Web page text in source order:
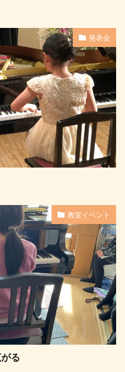
発表会
教室イベント
る